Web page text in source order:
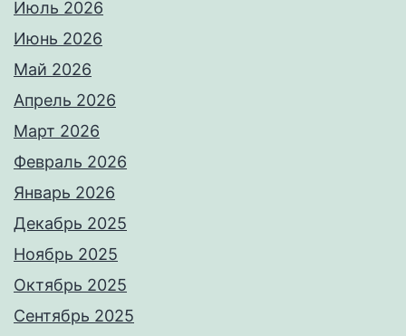
Июль 2026
Июнь 2026
Май 2026
Апрель 2026
Март 2026
Февраль 2026
Январь 2026
Декабрь 2025
Ноябрь 2025
Октябрь 2025
Сентябрь 2025